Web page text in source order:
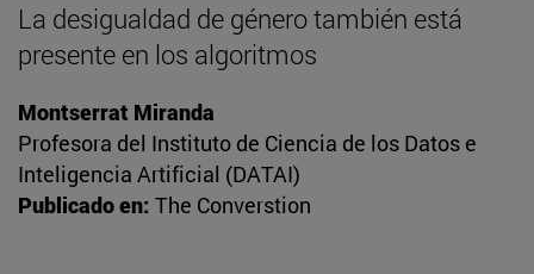
La desigualdad de género también está
presente en los algoritmos
Montserrat Miranda
Profesora del Instituto de Ciencia de los Datos e
Inteligencia Artificial (DATAI)
Publicado en: The Converstion